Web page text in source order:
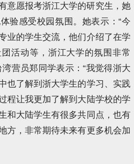
意愿报考浙江大学的研究生，她
验感受校园氛围。她表示：“今
业的学生交流，他们介绍了在学
活动等，浙江大学的氛围非常
营员郑同学表示：“我觉得浙大
也了解到浙大学生的学习、实践
程让我更加了解到大陆学校的学
和大陆学生有很多共同点，也有
方，非常期待未来有更多机会加